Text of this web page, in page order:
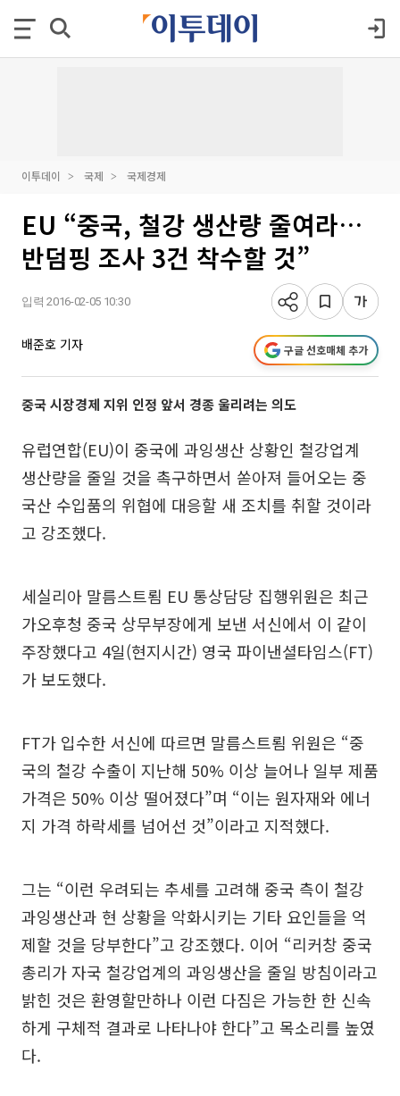
이투데이 국제 국제경제
EU “중국, 철강 생산량 줄여라…
반덤핑 조사 3건 착수할 것”
입력 2016-02-05 10:30
배준호 기자 구글 선호매체 추가
중국 시장경제 지위 인정 앞서 경종 울리려는 의도
유럽연합(EU)이 중국에 과잉생산 상황인 철강업계
생산량을 줄일 것을 촉구하면서 쏟아져 들어오는 중
국산 수입품의 위협에 대응할 새 조치를 취할 것이라
고 강조했다.
세실리아 말름스트룀 EU 통상담당 집행위원은 최근
가오후청 중국 상무부장에게 보낸 서신에서 이 같이
주장했다고 4일(현지시간) 영국 파이낸셜타임스(FT)
가 보도했다.
FT가 입수한 서신에 따르면 말름스트룀 위원은 “중
국의 철강 수출이 지난해 50% 이상 늘어나 일부 제품
가격은 50% 이상 떨어졌다”며 “이는 원자재와 에너
지 가격 하락세를 넘어선 것”이라고 지적했다.
그는 “이런 우려되는 추세를 고려해 중국 측이 철강
과잉생산과 현 상황을 악화시키는 기타 요인들을 억
제할 것을 당부한다”고 강조했다. 이어 “리커창 중국
총리가 자국 철강업계의 과잉생산을 줄일 방침이라고
밝힌 것은 환영할만하나 이런 다짐은 가능한 한 신속
하게 구체적 결과로 나타나야 한다”고 목소리를 높였
다.